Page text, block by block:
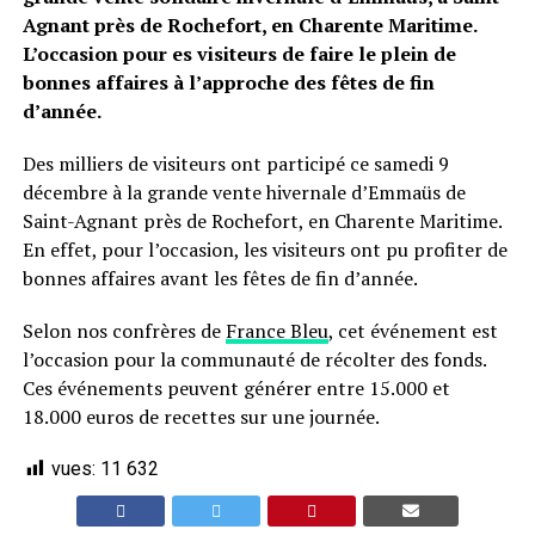
Agnant près de Rochefort, en Charente Maritime.
L’occasion pour es visiteurs de faire le plein de
bonnes affaires à l’approche des fêtes de fin
d’année.
Des milliers de visiteurs ont participé ce samedi 9
décembre à la grande vente hivernale d’Emmaüs de
Saint-Agnant près de Rochefort, en Charente Maritime.
En effet, pour l’occasion, les visiteurs ont pu profiter de
bonnes affaires avant les fêtes de fin d’année.
Selon nos confrères de France Bleu, cet événement est
l’occasion pour la communauté de récolter des fonds.
Ces événements peuvent générer entre 15.000 et
18.000 euros de recettes sur une journée.
vues: 11 632